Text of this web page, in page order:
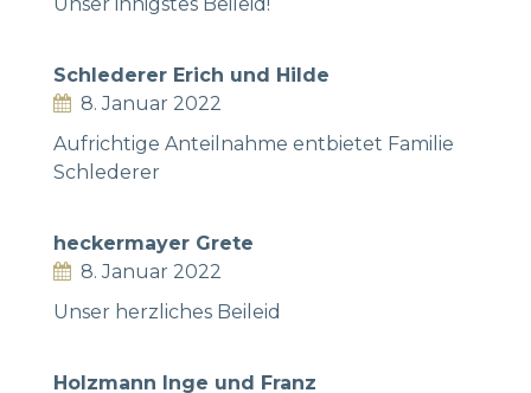
Schlederer Erich und Hilde
8. Januar 2022
Aufrichtige Anteilnahme entbietet Familie
Schlederer
heckermayer Grete
8. Januar 2022
Unser herzliches Beileid
Holzmann Inge und Franz